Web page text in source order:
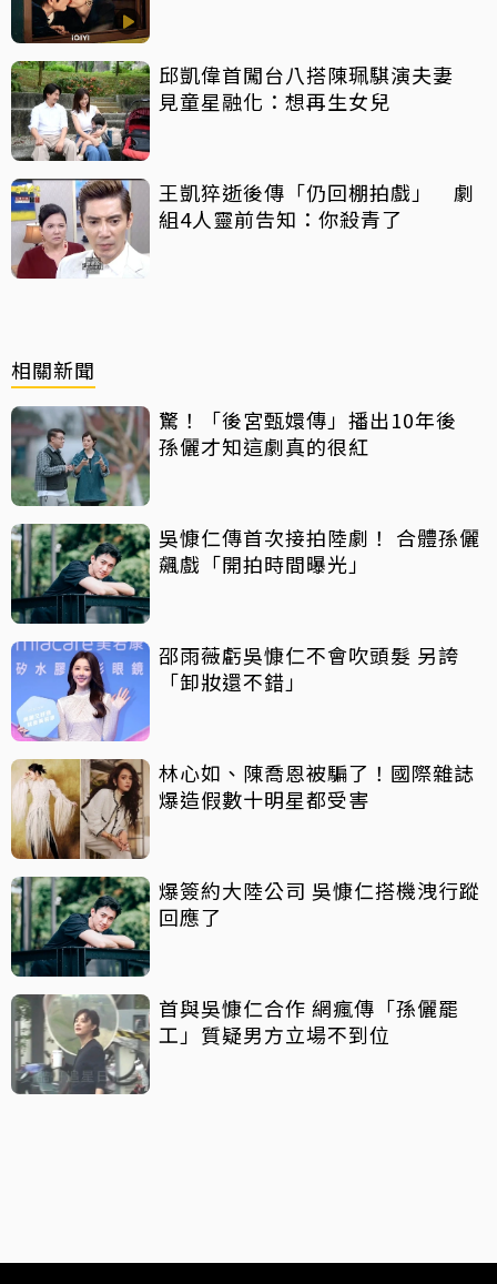
邱凱偉首闖台八搭陳珮騏演夫妻
見童星融化：想再生女兒
王凱猝逝後傳「仍回棚拍戲」 劇
組4人靈前告知：你殺青了
相關新聞
驚！「後宮甄嬛傳」播出10年後
孫儷才知這劇真的很紅
吳慷仁傳首次接拍陸劇！ 合體孫儷
飆戲「開拍時間曝光」
邵雨薇虧吳慷仁不會吹頭髮 另誇
「卸妝還不錯」
林心如、陳喬恩被騙了！國際雜誌
爆造假數十明星都受害
爆簽約大陸公司 吳慷仁搭機洩行蹤
回應了
首與吳慷仁合作 網瘋傳「孫儷罷
工」質疑男方立場不到位